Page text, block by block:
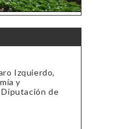
Izquierdo,
y
de